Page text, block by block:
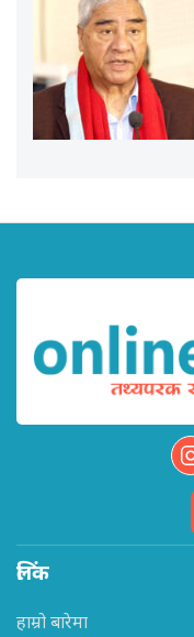
लिंक
हाम्रो बारेमा